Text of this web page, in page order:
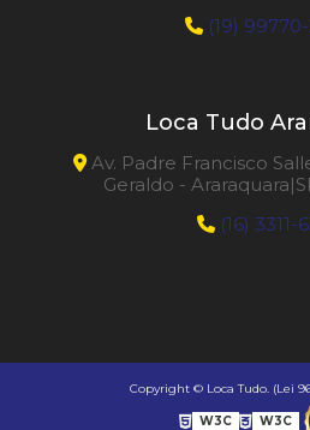
(19)
Loca Tudo
Av. Padre Francisco
Geraldo -
(16) 3311-
Copyright © Loca Tudo. (Lei
W3C W3C